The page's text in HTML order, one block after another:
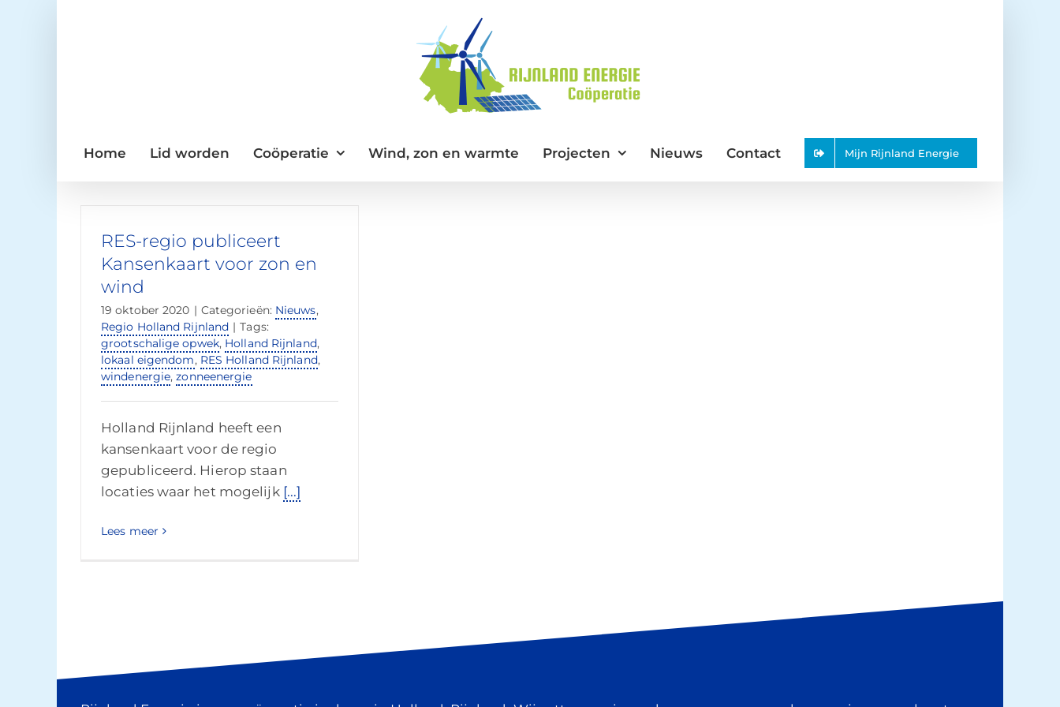
Home Lid worden Coöperatie Wind, zon en warmte Projecten Nieuws Contact Mijn Rijnland Energie
RES-regio publiceert
Kansenkaart voor zon en
wind
19 oktober 2020 | Categorieën: Nieuws,
Regio Holland Rijnland | Tags:
grootschalige opwek, Holland Rijnland,
lokaal eigendom, RES Holland Rijnland,
windenergie,zonneenergie
Holland Rijnland heeft een
kansenkaart voor de regio
gepubliceerd. Hierop staan
locaties waar het mogelijk [...]
Lees meer